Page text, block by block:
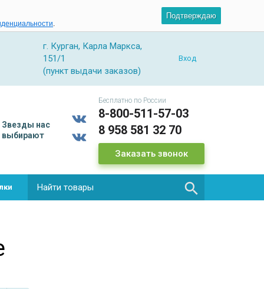
.
Подтверждаю
г. Курган, Карла Маркса,
151/1
(пункт выдачи заказов)
Вход
Звезды нас
выбирают
Бесплатно по России
8-800-511-57-03
8 958 581 32 70
Заказать звонок
